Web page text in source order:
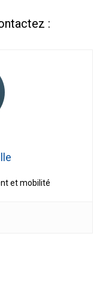
:
et mobilité